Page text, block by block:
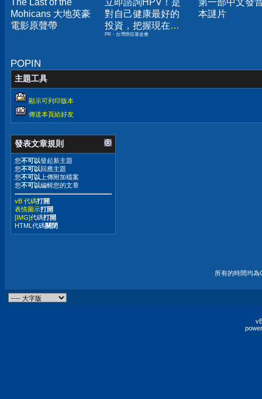
The Last of the
Mohicans 大地英豪
電影原聲帶
立即諮詢HPV！是
對自己健康最好的
投資，把握現在不
嫌晚！
PR・台灣癌症基金會
第一部中文發
本謎片
POPIN
主題工具
顯示可列印版本
傳送本頁給好友
發表文章規則
您不可以發起新主題
您不可以 回應主題
您不可以 上傳附加檔案
您不可以編輯您的文章
vB 代碼打開
表情圖示打開
[IMG]代碼打開
HTML代碼關閉
所有的時間均為